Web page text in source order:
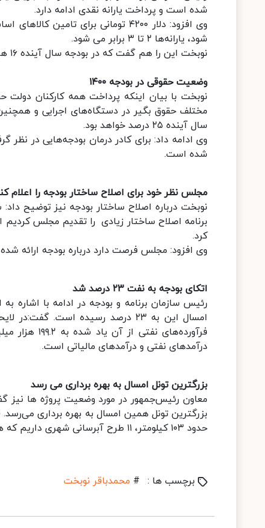
شده است و پرداخت یارانه نقدی ادامه دارد.
وی افزود: دلار ۴۲۰۰ تومانی برای
شود، یارانه‌ها ۲ تا ۳ برابر می شود.
نوبخت این را هم گفت که در بودجه سال آینده ۱۶ هزار میلیارد برای رفع فقر در نظر گرفته شده است.
وضعیت حقوقی در بودجه ۱۴۰۰
سال آینده ۲۵ درصد خواهد بود.
وی ادامه داد: برای کادر درمان بودجه‌هایی در
شده است.
مجلس نظر خود برای اصلاح ساختار بودجه را اعلام
نوبخت درباره اصلاح ساختار بودجه نیز توضیح
برنامه اصلاح ساختار زیادی را تقدیم مجلس
کرد.
وی افزود: مجلس فرصت دارد درباره بودجه ارائه
اتکای بودجه به نفت ۲۳ درصد شد
درآمدهای نفتی و درآمدهای مالیاتی است.
بزرگترین تونل امسال به بهره برداری می رسد
حدود ۱۰۳ کیلومتر، ۱۱ طرح آبرسانی شهری داریم که همه آن‌ها در بودجه لحاظ شده است.
برچسب ها : # محمدباقر نوبخت